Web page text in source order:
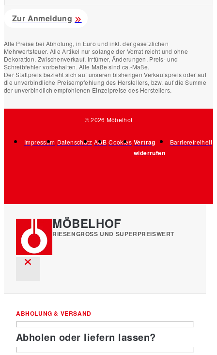
Zur Anmeldung
Alle Preise bei Abholung, in Euro und inkl. der gesetzlichen
Mehrwertsteuer. Alle Artikel nur solange der Vorrat reicht und ohne
Dekoration. Zwischenverkauf, Irrtümer, Änderungen, Preis- und
Schreibfehler vorbehalten. Alle Maße sind ca.-Maße.
Der Stattpreis bezieht sich auf unseren bisherigen Verkaufspreis oder auf
die unverbindliche Preisempfehlung des Herstellers, bzw. auf die Summe
der unverbindlich empfohlenen Einzelpreise des Herstellers.
© 2026 Möbelhof
Impressum Datenschutz AGB Cookies Vertrag
widerrufen
Barrierefreiheit
MÖBELHOF
RIESENGROSS UND SUPERPREISWERT
ABHOLUNG & VERSAND
Abholen oder liefern lassen?